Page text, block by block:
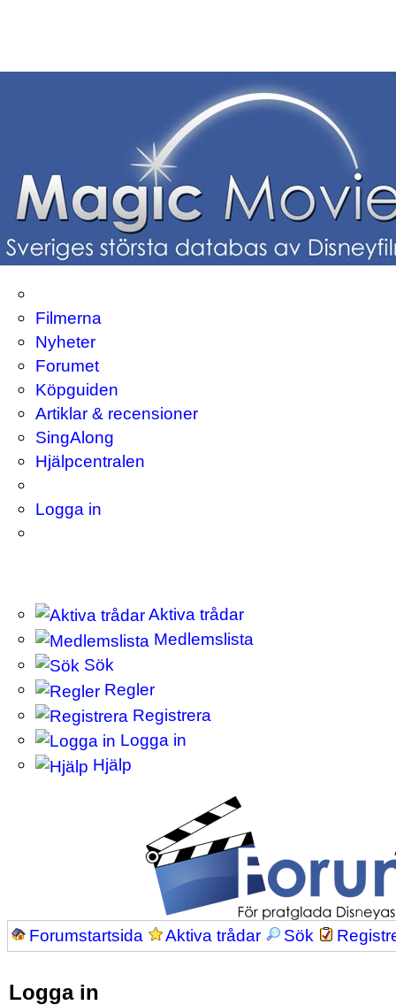
Filmerna
Nyheter
Forumet
Köpguiden
Artiklar & recensioner
SingAlong
Hjälpcentralen
Logga in
Aktiva trådar
Medlemslista
Sök
Regler
Registrera
Logga in
Hjälp
Forumstartsida Aktiva trådar Sök
Logga in